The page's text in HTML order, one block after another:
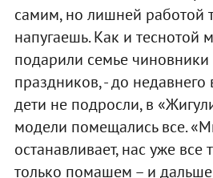
самим, но лишней работой
напугаешь. Как и
подарили семье
праздников, - до
дети не подросли, в
модели помещались все.
останавливает, нас уже все
только помашем – и дальше